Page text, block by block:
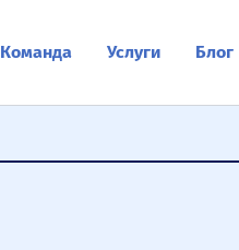
Команда Услуги Блог